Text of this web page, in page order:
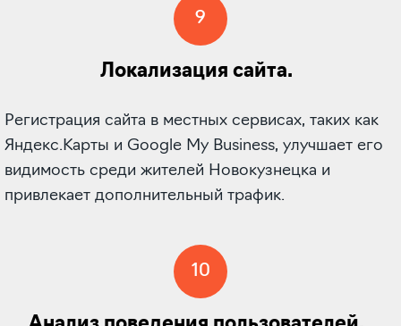
9
Локализация сайта.
Регистрация сайта в местных сервисах, таких как
Яндекс.Карты и Google My Business, улучшает его
видимость среди жителей Новокузнецка и
привлекает дополнительный трафик.
10